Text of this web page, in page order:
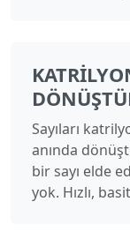
Sayıları
anında
bir sayı elde
yok. Hızlı,